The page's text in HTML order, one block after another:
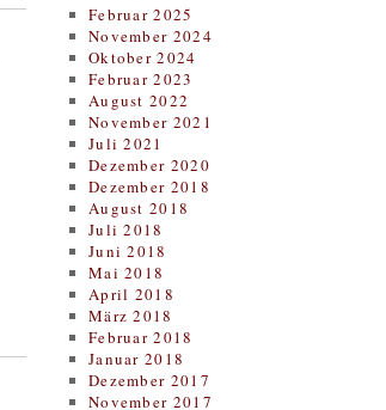
Februar 2025
November 2024
Oktober 2024
Februar 2023
August 2022
November 2021
Juli 2021
Dezember 2020
Dezember 2018
August 2018
Juli 2018
Juni 2018
Mai 2018
April 2018
März 2018
Februar 2018
Januar 2018
Dezember 2017
November 2017